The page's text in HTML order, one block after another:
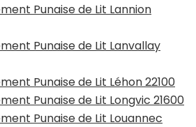
Punaise de Lit Lannion
Punaise de Lit Lanvallay
Punaise de Lit Léhon 22100
Punaise de Lit Longvic 21600
Punaise de Lit Louannec